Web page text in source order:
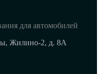
для автомобилей
Жилино-2, д. 8A